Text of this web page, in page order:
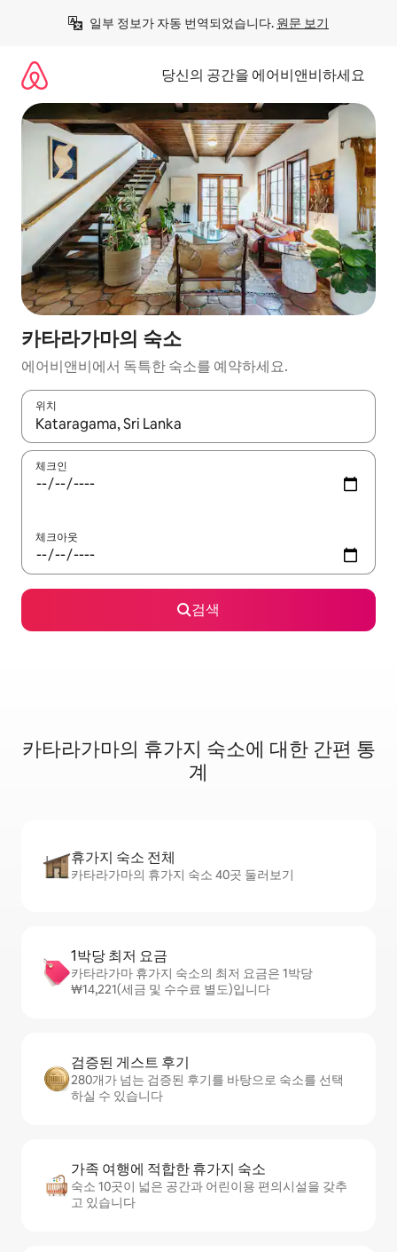
일부 정보가 자동 번역되었습니다. 원문 보기
당신의 공간을 에어비앤비하세요
카타라가마의 숙소
에어비앤비에서 독특한 숙소를 예약하세요.
위치
결과가 나오면 위·아래 화살표 키를 사용하거나 터치 또는 스와이
체크인
체크아웃
검색
카타라가마의 휴가지 숙소에 대한 간편 통
계
휴가지 숙소 전체
카타라가마의 휴가지 숙소 40곳 둘러보기
1박당 최저 요금
카타라가마 휴가지 숙소의 최저 요금은 1박당
₩14,221(세금 및 수수료 별도)입니다
검증된 게스트 후기
280개가 넘는 검증된 후기를 바탕으로 숙소를 선택
하실 수 있습니다
가족 여행에 적합한 휴가지 숙소
숙소 10곳이 넓은 공간과 어린이용 편의시설을 갖추
고 있습니다